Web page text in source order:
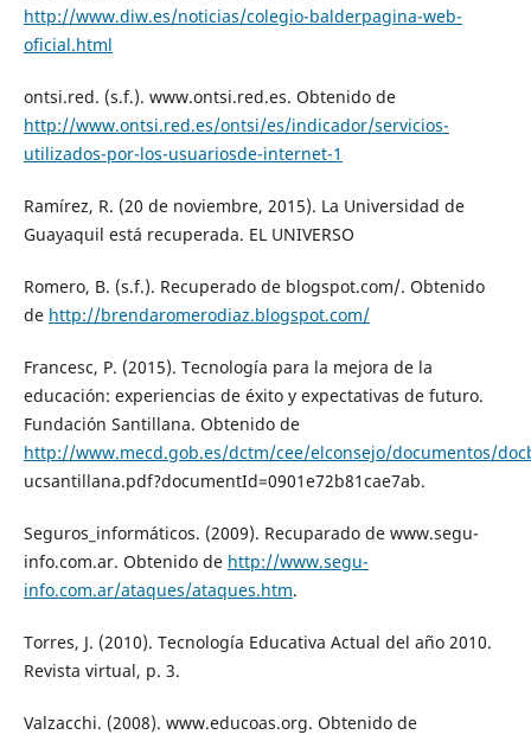
http://www.diw.es/noticias/colegio-balderpagina-web-
oficial.html
ontsi.red. (s.f.). www.ontsi.red.es. Obtenido de
http://www.ontsi.red.es/ontsi/es/indicador/servicios-
utilizados-por-los-usuariosde-internet-1
Ramírez, R. (20 de noviembre, 2015). La Universidad de
Guayaquil está recuperada. EL UNIVERSO
Romero, B. (s.f.). Recuperado de blogspot.com/. Obtenido
de http://brendaromerodiaz.blogspot.com/
Francesc, P. (2015). Tecnología para la mejora de la
educación: experiencias de éxito y expectativas de futuro.
Fundación Santillana. Obtenido de
http://www.mecd.gob.es/dctm/cee/elconsejo/documentos/
ucsantillana.pdf?documentId=0901e72b81cae7ab.
Seguros_informáticos. (2009). Recuparado de www.segu-
info.com.ar. Obtenido de http://www.segu-
info.com.ar/ataques/ataques.htm.
Torres, J. (2010). Tecnología Educativa Actual del año 2010.
Revista virtual, p. 3.
Valzacchi. (2008). www.educoas.org. Obtenido de